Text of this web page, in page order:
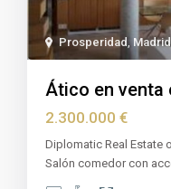
Prosperidad Madrid
Ático en venta
2.300.000 €
Diplomatic Real Estate
Salón comedor con